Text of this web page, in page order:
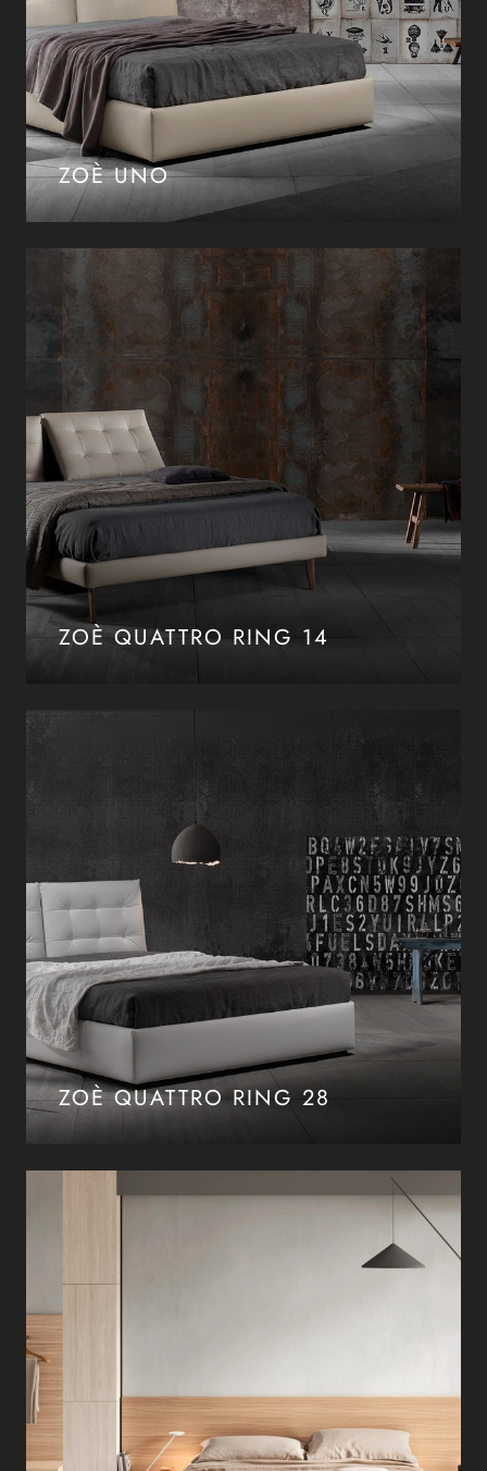
ZOÈ UNO
ZOÈ QUATTRO RING 14
ZOÈ QUATTRO RING 28